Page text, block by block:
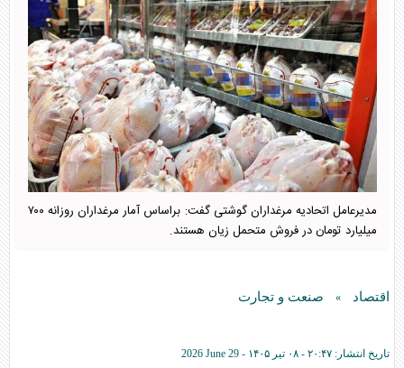
مدیرعامل اتحادیه مرغداران گوشتی گفت: براساس آمار مرغداران روزانه ۷۰۰
میلیارد تومان در فروش متحمل زیان هستند.
اقتصاد » صنعت و تجارت
تاریخ انتشار: ۲۰:۴۷ - ۰۸ تير ۱۴۰۵ -
2026 June 29